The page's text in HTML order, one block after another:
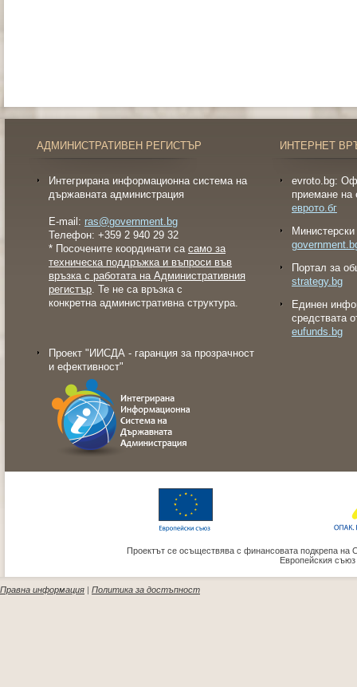
АДМИНИСТРАТИВЕН РЕГИСТЪР
Интегрирана информационна система на
държавната администрация
E-mail: ras@government.bg
Телефон: +359 2 940 29 32
* Посочените координати са само за
техническа поддръжка и въпроси във
връзка с работата на Административния
регистър. Те не са връзка с
конкретна административна структура.
Проект "ИИСДА - гаранция за прозрачност
и ефективност"
ИНТЕРНЕТ
evroto.bg:
приемане на
еврото.бг
Портал за
strategy.bg
Eдинен
средствата
eufunds.bg
Проектът се осъществява с финансовата подкрепа на
Европейския
Правна информация Политика за достъпност